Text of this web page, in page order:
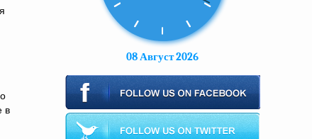
в
08 Август 2026